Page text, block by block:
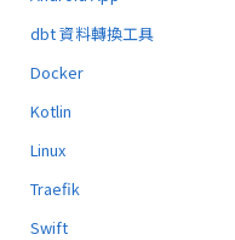
dbt 資料轉換工具
Docker
Kotlin
Linux
Traefik
Swift